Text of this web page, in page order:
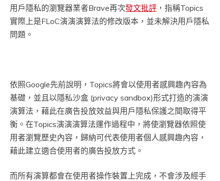
用戶隱私的瀏覽器業者Brave再次發文批評 ，指稱Topics
實際上是FLoC演演演算法的修改版本，並未解決用戶隱私
問題。
依照Google先前說明，Topics將會以使用者感興趣內容為
基礎，並且以隱私沙盒 (privacy sandbox)形式打造的演演
演算法，藉此在廣告投放效益與用戶隱私保護之間取得平
衡。在Topics演演演算法運作過程中，將使瀏覽器依照使
用者瀏覽歷史內容，歸納可代表使用者個人感興趣內容，
藉此建立適合使用者的廣告投放方式。
而所有演算都會在使用者操作裝置上完成，不會涉及經手